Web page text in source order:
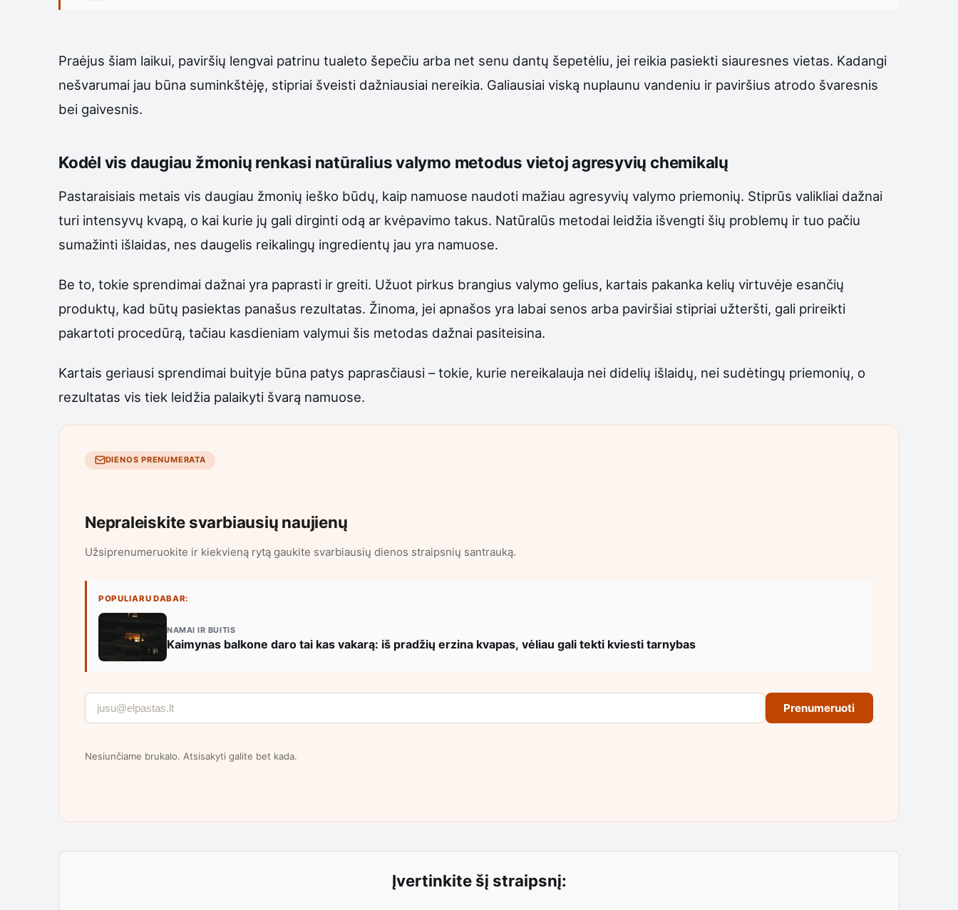
Praėjus šiam laikui, paviršių lengvai patrinu tualeto šepečiu arba net senu dantų šepetėliu, jei reikia pasiekti siauresnes vietas. Kadangi
nešvarumai jau būna suminkštėję, stipriai šveisti dažniausiai nereikia. Galiausiai viską nuplaunu vandeniu ir paviršius atrodo švaresnis
bei gaivesnis.
Kodėl vis daugiau žmonių renkasi natūralius valymo metodus vietoj agresyvių chemikalų
Pastaraisiais metais vis daugiau žmonių ieško būdų, kaip namuose naudoti mažiau agresyvių valymo priemonių. Stiprūs valikliai dažnai
turi intensyvų kvapą, o kai kurie jų gali dirginti odą ar kvėpavimo takus. Natūralūs metodai leidžia išvengti šių problemų ir tuo pačiu
sumažinti išlaidas, nes daugelis reikalingų ingredientų jau yra namuose.
Be to, tokie sprendimai dažnai yra paprasti ir greiti. Užuot pirkus brangius valymo gelius, kartais pakanka kelių virtuvėje esančių
produktų, kad būtų pasiektas panašus rezultatas. Žinoma, jei apnašos yra labai senos arba paviršiai stipriai užteršti, gali prireikti
pakartoti procedūrą, tačiau kasdieniam valymui šis metodas dažnai pasiteisina.
Kartais geriausi sprendimai buityje būna patys paprasčiausi – tokie, kurie nereikalauja nei didelių išlaidų, nei sudėtingų priemonių, o
rezultatas vis tiek leidžia palaikyti švarą namuose.
DIENOS PRENUMERATA
Nepraleiskite svarbiausių naujienų
Užsiprenumeruokite ir kiekvieną rytą gaukite svarbiausių dienos straipsnių santrauką.
POPULIARU DABAR:
NAMAI IR BUITIS
Kaimynas balkone daro tai kas vakarą: iš pradžių erzina kvapas, vėliau gali tekti kviesti tarnybas
Prenumeruoti
Nesiunčiame brukalo. Atsisakyti galite bet kada.
Įvertinkite šį straipsnį: